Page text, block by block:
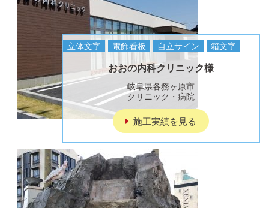
立体文字 電飾看板 自立サイン 箱文字
おおの内科クリニック様
岐阜県各務ヶ原市
クリニック・病院
施工実績を見る